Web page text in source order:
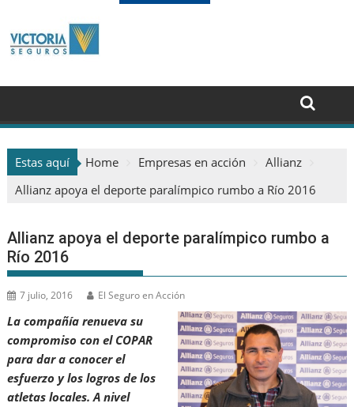
Estas aquí Home Empresas en acción
Allianz
Allianz apoya el deporte paralímpico rumbo a Río 2016
Allianz apoya el deporte paralímpico rumbo a
Río 2016
7 julio, 2016 El Seguro en Acción
La compañía renueva su
compromiso con el COPAR
para dar a conocer el
esfuerzo y los logros de los
atletas locales. A nivel